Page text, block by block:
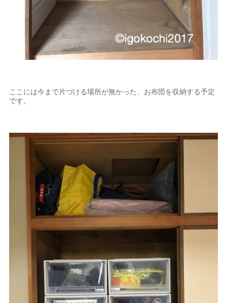
ここには今まで片づける場所が無かった、お布団を収納する予定
です。